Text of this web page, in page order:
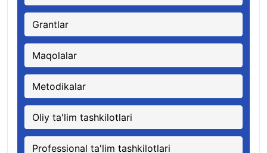
Grantlar
Maqolalar
Metodikalar
Oliy ta'lim tashkilotlari
Professional ta'lim tashkilotlari